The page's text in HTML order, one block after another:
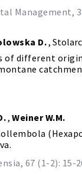
Management,
D.,
of different
,Weiner W.M.
67 (1-2): 15-